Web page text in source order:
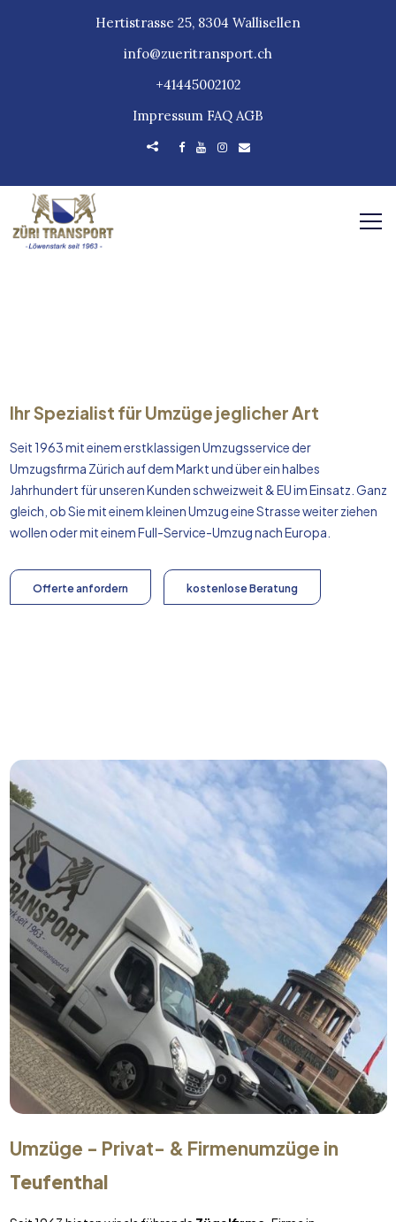
Hertistrasse 25, 8304 Wallisellen
info@zueritransport.ch
+41445002102
Impressum FAQ AGB
Ihr Spezialist für Umzüge jeglicher Art
Seit 1963 mit einem erstklassigen Umzugsservice der
Umzugsfirma Zürich auf dem Markt und über ein halbes
Jahrhundert für unseren Kunden schweizweit & EU im Einsatz. Ganz
gleich, ob Sie mit einem kleinen Umzug eine Strasse weiter ziehen
wollen oder mit einem Full-Service-Umzug nachEuropa
Offerte anfordern kostenlose Beratung
Umzüge - Privat- & Firmenumzüge in
Teufenthal